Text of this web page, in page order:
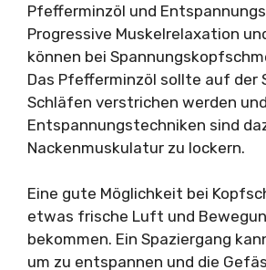
Pfefferminzöl und
Progressive Muskelrelaxation
können bei
Das Pfefferminzöl sollte auf der
Schläfen verstrichen werden
Entspannungstechniken sind
Nackenmuskulatur zu lockern.
Eine gute Möglichkeit bei
etwas frische Luft und
bekommen. Ein Spaziergang
um zu entspannen und die